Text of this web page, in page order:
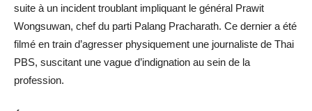
suite à un incident troublant impliquant le général Prawit
Wongsuwan, chef du parti Palang Pracharath. Ce dernier a été
filmé en train d’agresser physiquement une journaliste de Thai
PBS, suscitant une vague d’indignation au sein de la
profession.